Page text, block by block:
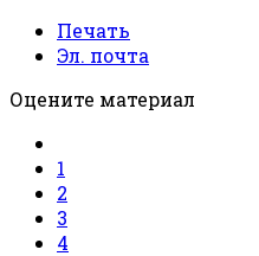
Печать
Эл. почта
Оцените материал
1
2
3
4